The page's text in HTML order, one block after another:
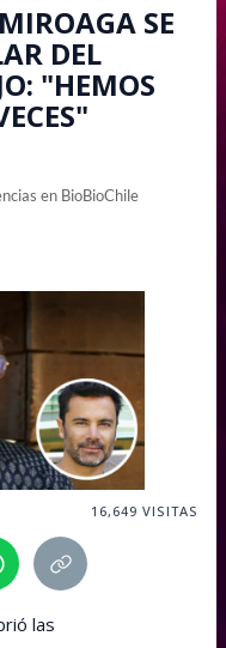
SE
DEL
"HEMOS
en BioBioChile
16,649 VISITAS
las